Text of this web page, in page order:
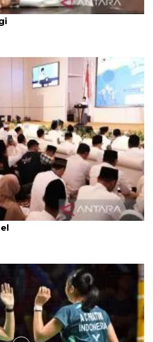
puas diri meski tingkat
Muharam sebagai Lebaran